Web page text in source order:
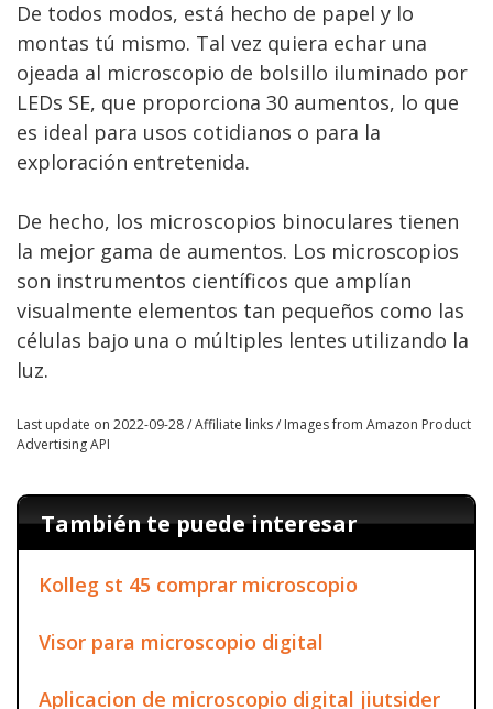
De todos modos, está hecho de papel y lo
montas tú mismo. Tal vez quiera echar una
ojeada al microscopio de bolsillo iluminado por
LEDs SE, que proporciona 30 aumentos, lo que
es ideal para usos cotidianos o para la
exploración entretenida.
De hecho, los microscopios binoculares tienen
la mejor gama de aumentos. Los microscopios
son instrumentos científicos que amplían
visualmente elementos tan pequeños como las
células bajo una o múltiples lentes utilizando la
luz.
Last update on 2022-09-28 / Affiliate links / Images from Amazon Product
Advertising API
También te puede interesar
Kolleg st 45 comprar microscopio
Visor para microscopio digital
Aplicacion de microscopio digital jiutsider